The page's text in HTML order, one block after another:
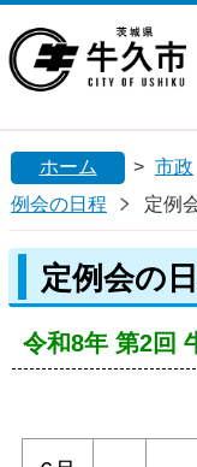
閉じる
ホーム > 市政
例会の日程
定例
定例会の
令和8年 第2回